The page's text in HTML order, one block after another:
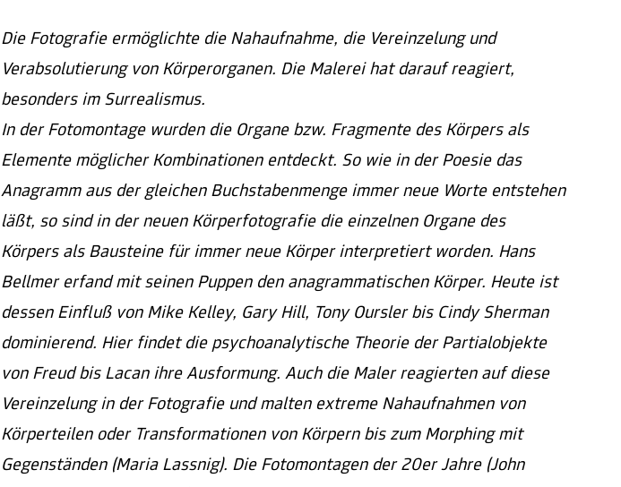
Die Fotografie ermöglichte die Nahaufnahme, die Vereinzelung und
Verabsolutierung von Körperorganen. Die Malerei hat darauf reagiert,
besonders im Surrealismus.
In der Fotomontage wurden die Organe bzw. Fragmente des Körpers als
Elemente möglicher Kombinationen entdeckt. So wie in der Poesie das
Anagramm aus der gleichen Buchstabenmenge immer neue Worte entstehen
läßt, so sind in der neuen Körperfotografie die einzelnen Organe des
Körpers als Bausteine für immer neue Körper interpretiert worden. Hans
Bellmer erfand mit seinen Puppen den anagrammatischen Körper. Heute ist
dessen Einfluß von Mike Kelley, Gary Hill, Tony Oursler bis Cindy Sherman
dominierend. Hier findet die psychoanalytische Theorie der Partialobjekte
von Freud bis Lacan ihre Ausformung. Auch die Maler reagierten auf diese
Vereinzelung in der Fotografie und malten extreme Nahaufnahmen von
Körperteilen oder Transformationen von Körpern bis zum Morphing mit
Gegenständen (Maria Lassnig). Die Fotomontagen der 20er Jahre (John